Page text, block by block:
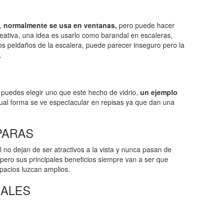
normalmente se usa en ventanas, pero puede hacer
una idea es usarlo como barandal en escaleras,
peldaños de la escalera, puede parecer inseguro pero la
elegir uno que este hecho de vidrio, un ejemplo
forma se ve espectacular en repisas ya que dan una
dejan de ser atractivos a la vista y nunca pasan de
sus principales beneficios siempre van a ser que
luzcan amplios.